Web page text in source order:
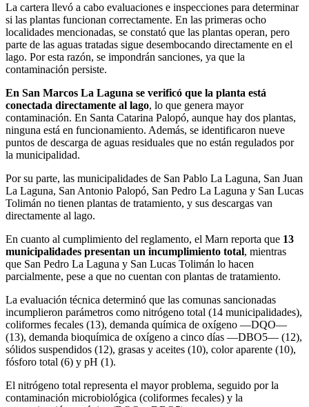
La cartera llevó a cabo evaluaciones e inspecciones para determinar
si las plantas funcionan correctamente. En las primeras ocho
localidades mencionadas, se constató que las plantas operan, pero
parte de las aguas tratadas sigue desembocando directamente en el
lago. Por esta razón, se impondrán sanciones, ya que la
contaminación persiste.
En San Marcos La Laguna se verificó que la planta está
conectada directamente al lago, lo que genera mayor
contaminación. En Santa Catarina Palopó, aunque hay dos plantas,
ninguna está en funcionamiento. Además, se identificaron nueve
puntos de descarga de aguas residuales que no están regulados por
la municipalidad.
Por su parte, las municipalidades de San Pablo La Laguna, San Juan
La Laguna, San Antonio Palopó, San Pedro La Laguna y San Lucas
Tolimán no tienen plantas de tratamiento, y sus descargas van
directamente al lago.
En cuanto al cumplimiento del reglamento, el Marn reporta que 13
municipalidades presentan un incumplimiento total, mientras
que San Pedro La Laguna y San Lucas Tolimán lo hacen
parcialmente, pese a que no cuentan con plantas de tratamiento.
La evaluación técnica determinó que las comunas sancionadas
incumplieron parámetros como nitrógeno total (14 municipalidades),
coliformes fecales (13), demanda química de oxígeno —DQO—
(13), demanda bioquímica de oxígeno a cinco días —DBO5— (12),
sólidos suspendidos (12), grasas y aceites (10), color aparente (10),
fósforo total (6) y pH (1).
El nitrógeno total representa el mayor problema, seguido por la
contaminación microbiológica (coliformes fecales) y la